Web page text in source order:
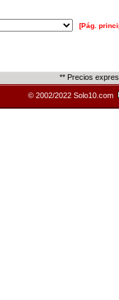
[Pág.
** Precios
© 2002/2022 Solo10.com